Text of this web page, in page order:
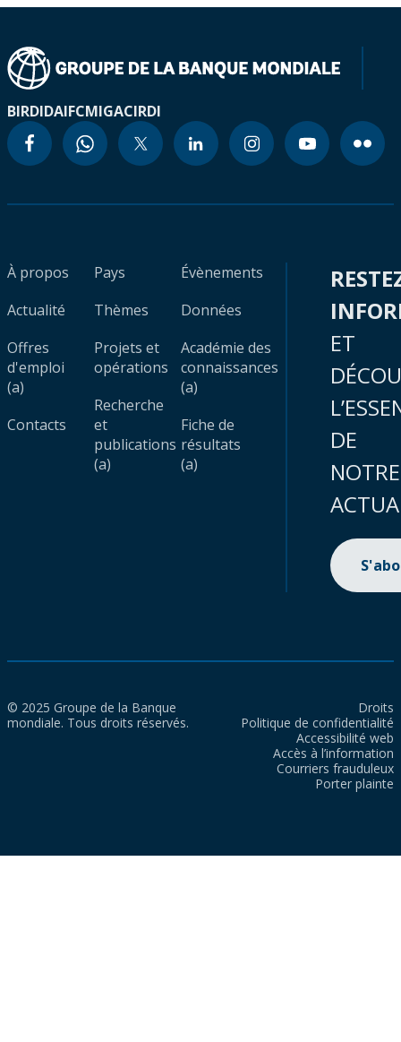
BIRDIDAIFCMIGACIRDI
À propos
Actualité
Offres
d'emploi
(a)
Contacts
Pays
Thèmes
Projets et
opérations
Recherche
et
publications
(a)
Évènements
Données
Académie des
connaissances
(a)
Fiche de
résultats
(a)
ET
DE
NOTRE
© 2025 Groupe de la Banque
mondiale. Tous droits réservés.
Droits
Politique de confidentialité
Accessibilité web
Accès à l’information
Courriers frauduleux
Porter plainte